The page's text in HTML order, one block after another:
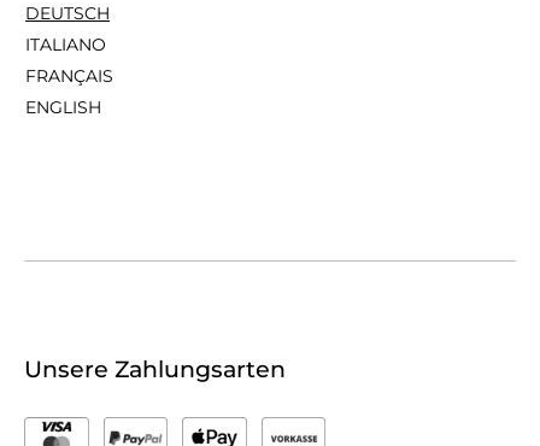
DEUTSCH
ITALIANO
FRANÇAIS
ENGLISH
Unsere Zahlungsarten